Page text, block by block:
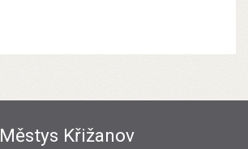
Městys Křižanov